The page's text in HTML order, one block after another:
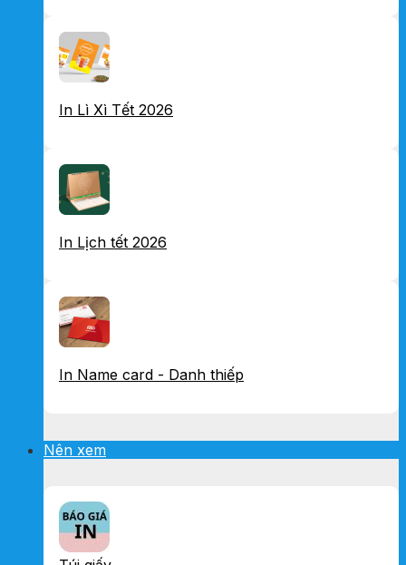
In Lì Xì Tết 2026
In Lịch tết 2026
In Name card - Danh thiếp
Nên xem